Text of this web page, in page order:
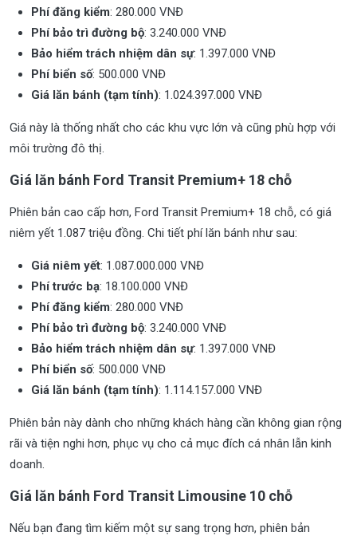
Phí đăng kiểm: 280.000 VNĐ
Phí bảo trì đường bộ: 3.240.000 VNĐ
Bảo hiểm trách nhiệm dân sự: 1.397.000 VNĐ
Phí biển số: 500.000 VNĐ
Giá lăn bánh (tạm tính): 1.024.397.000 VNĐ
Giá này là thống nhất cho các khu vực lớn và cũng phù hợp với
môi trường đô thị.
Giá lăn bánh Ford Transit Premium+ 18 chỗ
Phiên bản cao cấp hơn, Ford Transit Premium+ 18 chỗ, có giá
niêm yết 1.087 triệu đồng. Chi tiết phí lăn bánh như sau:
Giá niêm yết: 1.087.000.000 VNĐ
Phí trước bạ: 18.100.000 VNĐ
Phí đăng kiểm: 280.000 VNĐ
Phí bảo trì đường bộ: 3.240.000 VNĐ
Bảo hiểm trách nhiệm dân sự: 1.397.000 VNĐ
Phí biển số: 500.000 VNĐ
Giá lăn bánh (tạm tính): 1.114.157.000 VNĐ
Phiên bản này dành cho những khách hàng cần không gian rộng
rãi và tiện nghi hơn, phục vụ cho cả mục đích cá nhân lẫn kinh
doanh.
Giá lăn bánh Ford Transit Limousine 10 chỗ
Nếu bạn đang tìm kiếm một sự sang trọng hơn, phiên bản